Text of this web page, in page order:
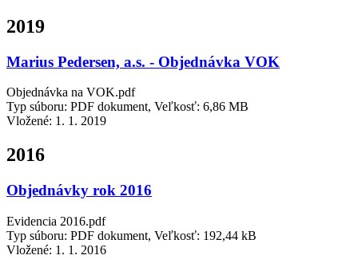
2019
Marius Pedersen, a.s. - Objednávka VOK
Objednávka na VOK.pdf
Typ súboru: PDF dokument, Veľkosť: 6,86 MB
Vložené: 1. 1. 2019
2016
Objednávky rok 2016
Evidencia 2016.pdf
Typ súboru: PDF dokument, Veľkosť: 192,44 kB
Vložené: 1. 1. 2016